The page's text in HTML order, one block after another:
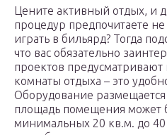
Цените активный отдых, и
процедур предпочитаете не
играть в бильярд? Тогда
что вас обязательно
проектов
комнаты отдыха – это
Оборудование
площадь помещения может
минимальных 20 кв.м. до 40